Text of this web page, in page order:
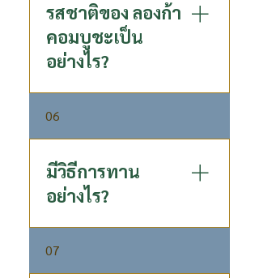
รสชาติของ ลองก้า
คอมบูชะเป็น
อย่างไร?
เป็นเครื่องดื่มที่มีรสเปรี้ยวนำ มี
จากกระบวนการหมักด้วยลำไย
เข้มข้น ลักษณะน้ำมีความคล้าย
น้ำไซเดอร์ เช่น น้ำส้มสายชูหมัก
แอปเปิ้ล (Apple Cider
Vinegar)
06
มีวิธีการทาน
อย่างไร?
ดื่มเป็นประจำวันละ 1 ขวด
07